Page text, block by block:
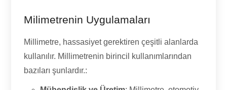
Milimetrenin Uygulamaları
Millimetre, hassasiyet gerektiren çeşitli alanlarda
kullanılır. Millimetrenin birincil kullanımlarından
bazıları şunlardır.: